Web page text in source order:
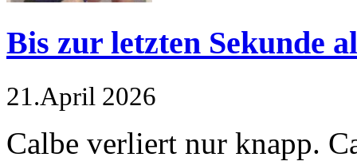
Bis zur letzten Sekunde
21.April 2026
Calbe verliert nur knapp.